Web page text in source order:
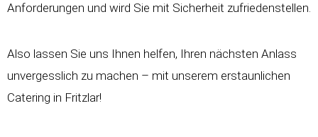
Anforderungen und wird Sie mit Sicherheit zufriedenstellen.
Also lassen Sie uns Ihnen helfen, Ihren nächsten Anlass
unvergesslich zu machen – mit unserem erstaunlichen
Catering in Fritzlar!